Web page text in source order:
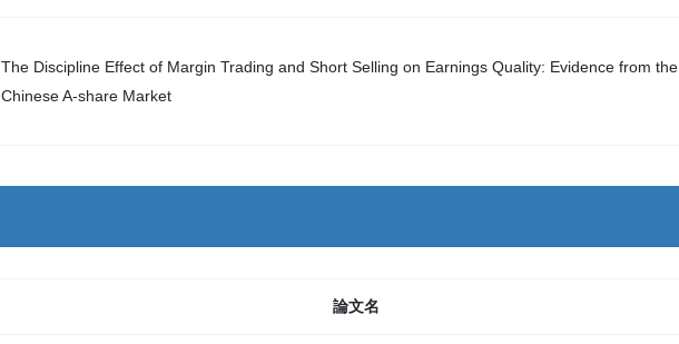
The Discipline Effect of Margin Trading and Short Selling on Earnings Quality: Evidence from the
Chinese A-share Market
論文名